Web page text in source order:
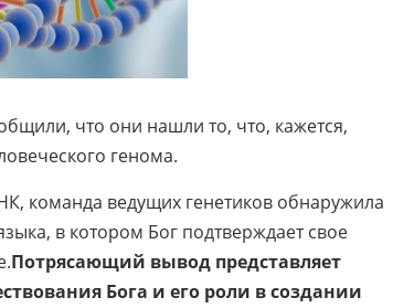
что они нашли то, что, кажется,
генома.
команда ведущих генетиков обнаружила
в котором Бог подтверждает свое
Потрясающий вывод представляет
Бога и его роли в создании